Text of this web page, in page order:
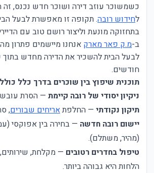
כשמשוכר עוזב דירה ושוכר חדש נכנס,
לחידוש רובה. תקופה זו מאפשרת לבעל
בתחזוקה מונעת וליצור רושם טוב עם
ב-מ.ק פאר מארק אנחנו מיישמים פתרון
לבעל הבית להשכיר את הדירה מחדש בתוך
חודשים.
תוכנית שיפוץ בין שוכרים בדרך כלל
ניקיון יסודי של רובה קיימת — הסרת
תיקון נקודתי — החלפתאריחים שבורים,
יישום רובה חדשה — בחירה בין אפוקסי
(מהיר, משתלם).
טיפול בחדרים רטובים — מקלחת,
הלחות היא גבוהה ביותר.